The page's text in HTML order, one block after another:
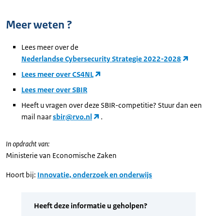
Meer weten ?
Lees meer over de
Nederlandse Cybersecurity Strategie 2022-2028
Lees meer over CS4NL
Lees meer over SBIR
Heeft u vragen over deze SBIR-competitie? Stuur dan een
mail naarsbir@rvo.nl .
In opdracht van:
Ministerie van Economische Zaken
Hoort bij: Innovatie, onderzoek en onderwijs